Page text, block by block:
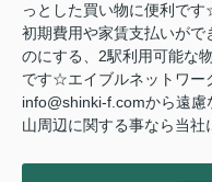
っとした買い物に便利で
初期費用や家賃支払いが
のにする、2駅利用可能な
です☆エイブルネットワー
info@shinki-f.comから遠
山周辺に関する事なら当